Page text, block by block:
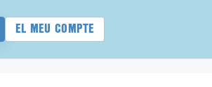
EL MEU COMPTE